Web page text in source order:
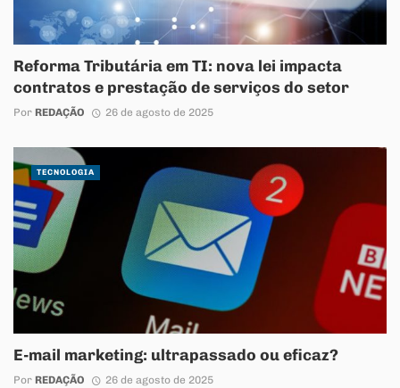
Reforma Tributária em TI: nova lei impacta
contratos e prestação de serviços do setor
Por REDAÇÃO 26 de agosto de 2025
E-mail marketing: ultrapassado ou eficaz?
Por REDAÇÃO 26 de agosto de 2025
TECNOLOGIA